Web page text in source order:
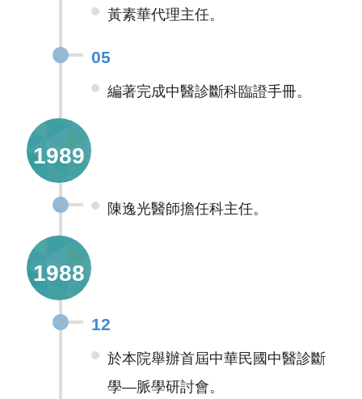
黃素華代理主任。
05
編著完成中醫診斷科臨證手冊。
1989
陳逸光醫師擔任科主任。
1988
12
於本院舉辦首屆中華民國中醫診斷
學—脈學研討會。